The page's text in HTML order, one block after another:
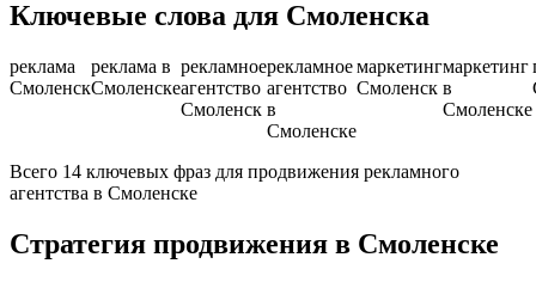
Ключевые слова для Смоленска
реклама
Смоленск
реклама в
Смоленске
рекламное
агентство
Смоленск
рекламное
агентство
в
Смоленске
маркетинг
Смоленск
маркетинг
в
Смоленске
Всего 14 ключевых фраз для продвижения рекламного
агентства в Смоленске
Стратегия продвижения в Смоленске